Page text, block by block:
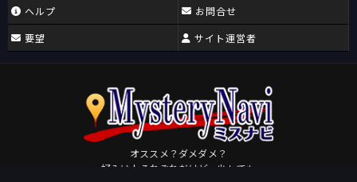
ヘルプ
要望
お問合せ
サイト運営者
オススメ？ダメダメ？
好みは人それぞれだけど、少しでも